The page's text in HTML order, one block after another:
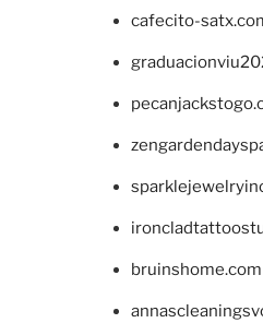
cafecito-
bruinshome.com